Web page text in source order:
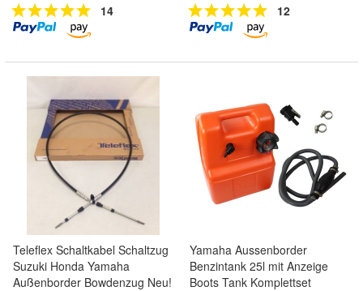
14 12
Teleflex Schaltkabel Schaltzug
Suzuki Honda Yamaha
Außenborder Bowdenzug Neu!
Yamaha Aussenborder
Benzintank 25l mit Anzeige
Boots Tank Komplettset